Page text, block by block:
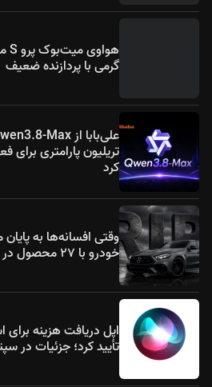
گرمی با پردازنده ضعیف
تریلیون پارامتری برای
کرد
وقتی افسانه‌ها به
خودرو با ۲۷ محصول در سال ۲۰۲۶
تأیید کرد؛ جزئیات در